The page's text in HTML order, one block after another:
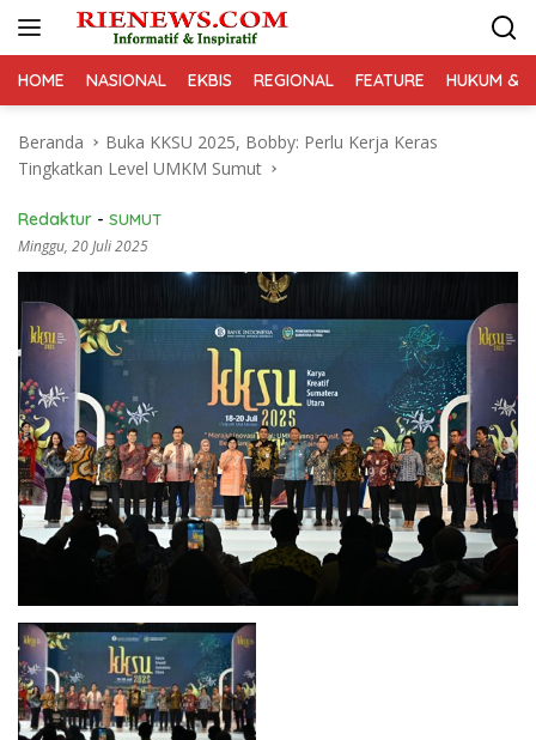
HOME NASIONAL EKBIS REGIONAL FEATURE HUKUM &
Beranda
Buka KKSU 2025, Bobby: Perlu Kerja Keras
Tingkatkan Level UMKM Sumut
Redaktur - SUMUT
Minggu, 20 Juli 2025